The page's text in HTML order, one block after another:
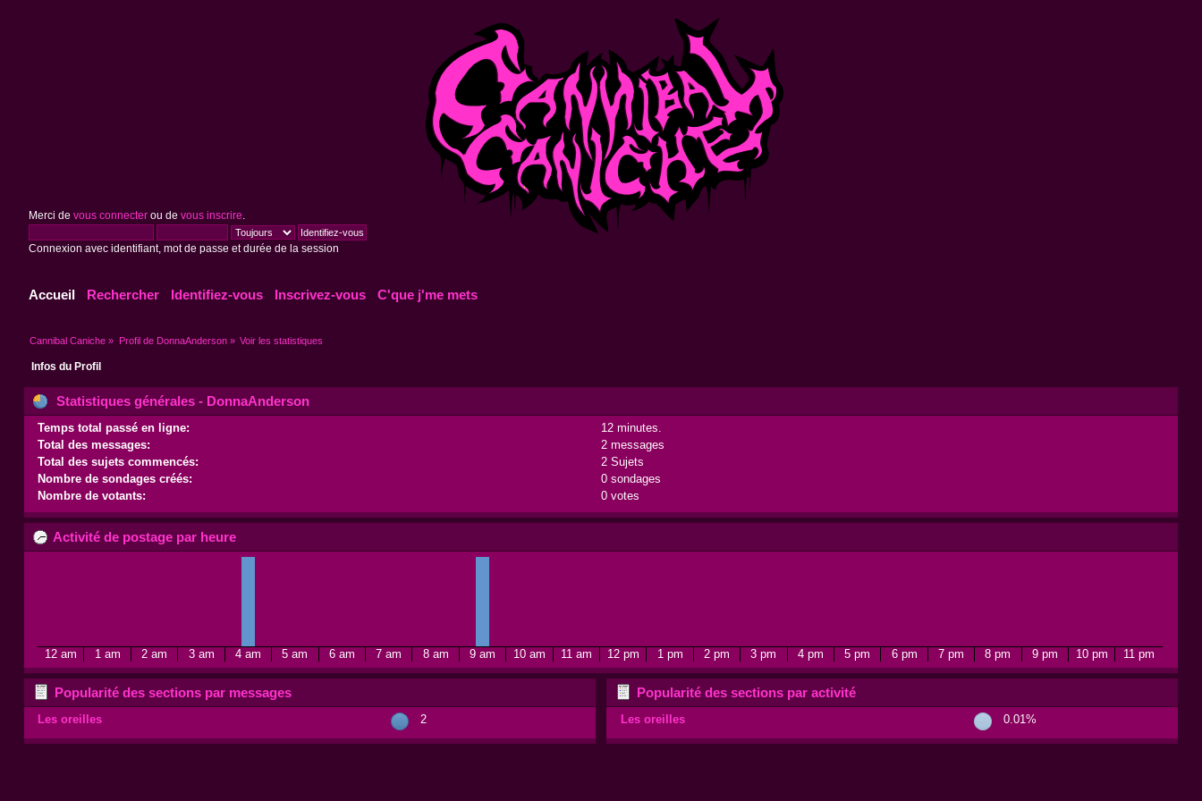
Merci de vous connecterou de vous inscrire
Connexion avec identifiant, mot de passe et durée de la session
Accueil Rechercher Identifiez-vous Inscrivez-vous C'que j'me mets
Cannibal Caniche » Profil de DonnaAnderson» Voir les statistiques
Infos du Profil
Statistiques générales - DonnaAnderson
Temps total passé en ligne:
12 minutes.
Total des messages:
2 messages
Total des sujets commencés:
2 Sujets
Nombre de sondages créés:
0 sondages
Nombre de votants:
0 votes
Activité de postage par heure
12 am 1 am 2 am 3 am 4 am 5 am 6 am 7 am 8 am 9 am 10 am 11 am 12 pm 1 pm 2 pm 3 pm 4 pm 5 pm 6 pm 7 pm 8 pm 9 pm 10 pm 11 pm
Popularité des sections par messages
Les oreilles 2
Popularité des sections par activité
Les oreilles 0.01%